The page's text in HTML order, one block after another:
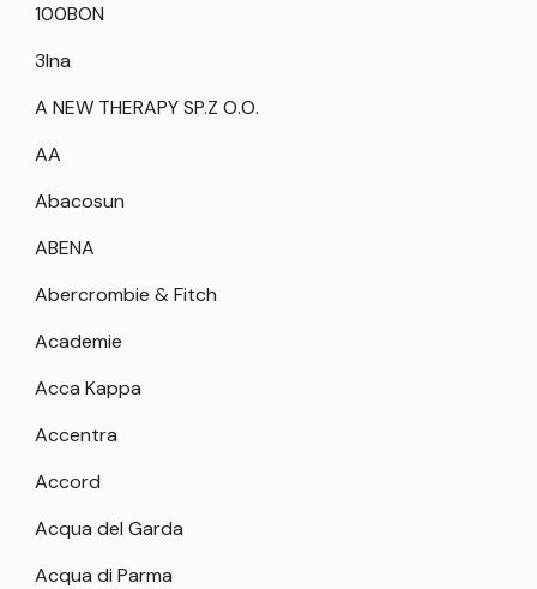
100BON
3Ina
A NEW THERAPY SP.Z O.O.
AA
Abacosun
ABENA
Abercrombie & Fitch
Academie
Acca Kappa
Accentra
Accord
Acqua del Garda
Acqua di Parma